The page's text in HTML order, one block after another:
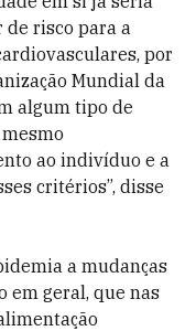
de risco para a
por
Mundial da
algum tipo de
ao indivíduo e a
critérios”, disse
a mudanças
em geral, que nas